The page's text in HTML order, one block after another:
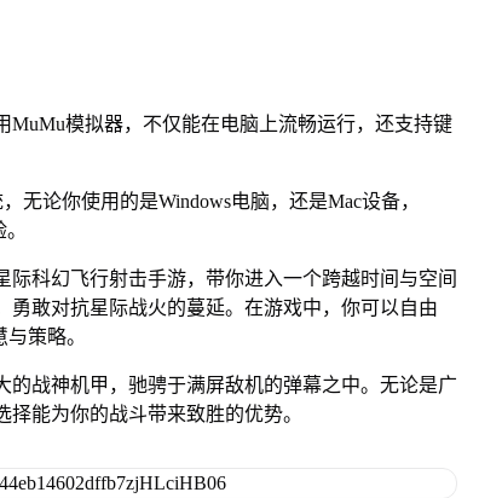
模拟器，不仅能在电脑上流畅运行，还支持键
无论你使用的是Windows电脑，还是Mac设备，
际科幻飞行射击手游，带你进入一个跨越时间与空间
敢对抗星际战火的蔓延。在游戏中，你可以自由
策略。
的战神机甲，驰骋于满屏敌机的弹幕之中。无论是广
能为你的战斗带来致胜的优势。